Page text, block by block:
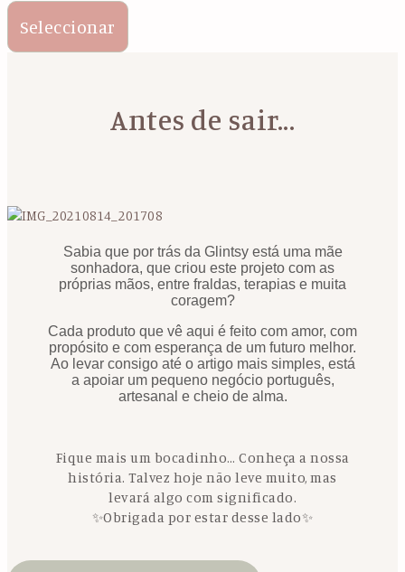
Seleccionar
Antes de sair...
Sabia que por trás da Glintsy está uma mãe
sonhadora, que criou este projeto com as
próprias mãos, entre fraldas, terapias e muita
coragem?
Cada produto que vê aqui é feito com amor, com
propósito e com esperança de um futuro melhor.
Ao levar consigo até o artigo mais simples, está
a apoiar um pequeno negócio português,
artesanal e cheio de alma.
Fique mais um bocadinho… Conheça a nossa
história. Talvez hoje não leve muito, mas
levará algo com significado.
✨Obrigada por estar desse lado✨